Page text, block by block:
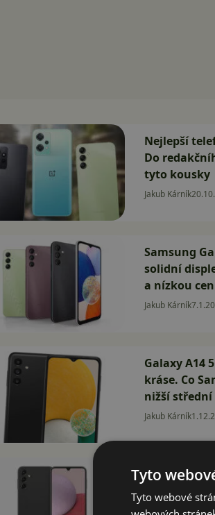
Nejlepší
Do
tyto kousky
Jakub Kárník
Samsung
solidní
a nízkou
Jakub Kárník
Galaxy A14
kráse. Co
nižší střední
Jakub Kárník
Galaxy A14
výkonný.
displej
Tyto
Tyto webové